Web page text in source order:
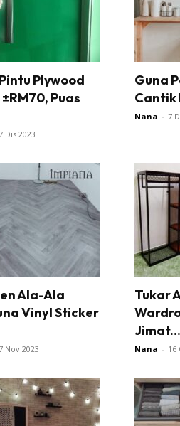
Dapur
Ruang Makan
Ruang Tamu
Casa Impiana
Hartanah
High Rise
Video
Beli Di Mana
Buat Sendiri
Ilham Impiana
Ilham Impiana
Impiana TV
Casa Impiana
Plywood
Puas
Dis 2023
Guna
Cantik
Nana - 7
Ala-Ala
Vinyl Sticker
Nov 2023
Tukar
Jimat...
Nana - 16